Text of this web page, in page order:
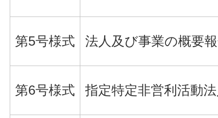
第5号様式 法人及び事業の概要
第6号様式 指定特定非営利活動